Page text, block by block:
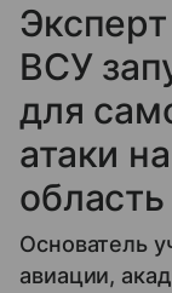
ВСУ
для
атаки
область
Основатель
авиации,